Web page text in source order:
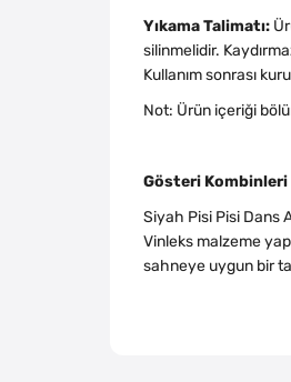
Yıkama Talimatı:
silinmelidir.
Kullanım sonrası
Not: Ürün içeriği
Gösteri Kombinleri
Siyah Pisi Pisi Dans
Vinleks malzeme
sahneye uygun bir